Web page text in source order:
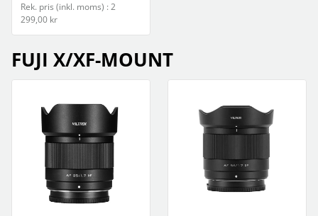
Rek. pris (inkl. moms) : 2
299,00 kr
FUJI X/XF-MOUNT